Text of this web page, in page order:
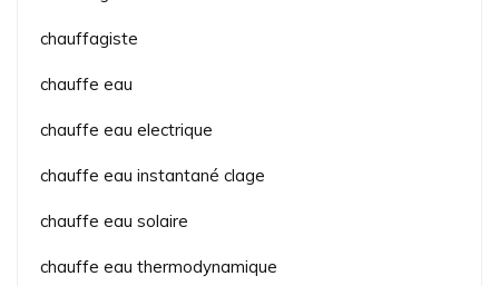
chauffagiste
chauffe eau
chauffe eau electrique
chauffe eau instantané clage
chauffe eau solaire
chauffe eau thermodynamique